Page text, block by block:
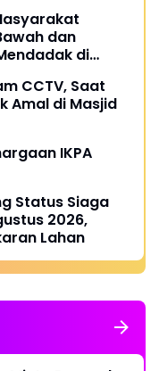
dan
di
CCTV, Saat
Amal di Masjid
IKPA
Status Siaga
2026,
Lahan